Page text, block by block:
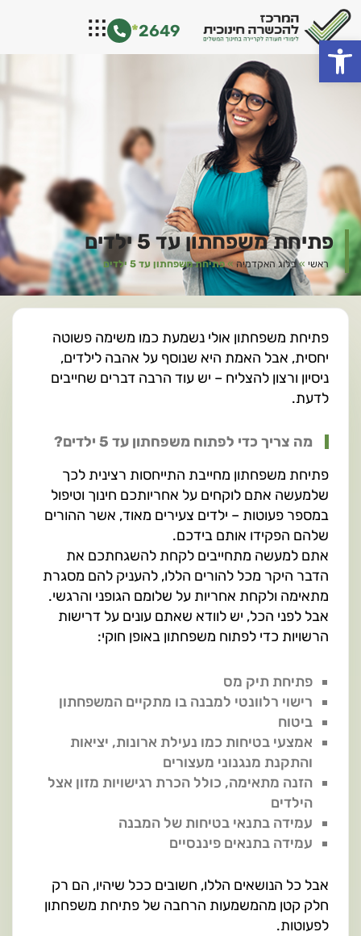
פתח סרגל נגישות
דילוג
לתוכן
2649
*
פתיחת משפחתון עד 5 ילדים
ראשי »בלוג האקדמיה» פתיחת משפחתון עד 5 ילדים
פתיחת משפחתון אולי נשמעת כמו משימה פשוטה
יחסית, אבל האמת היא שנוסף על אהבה לילדים,
ניסיון ורצון להצליח – יש עוד הרבה דברים שחייבים
לדעת.
מה צריך כדי לפתוח משפחתון עד 5 ילדים?
פתיחת משפחתון מחייבת התייחסות רצינית לכך
שלמעשה אתם לוקחים על אחריותכם חינוך וטיפול
במספר פעוטות – ילדים צעירים מאוד, אשר ההורים
שלהם הפקידו אותם בידכם.
אתם למעשה מתחייבים לקחת להשגחתכם את
הדבר היקר מכל להורים הללו, להעניק להם מסגרת
מתאימה ולקחת אחריות על שלומם הגופני והרגשי.
אבל לפני הכל, יש לוודא שאתם עונים על דרישות
הרשויות כדי לפתוח משפחתון באופן חוקי:
פתיחת תיק מס
רישוי רלוונטי למבנה בו מתקיים המשפחתון
ביטוח
אמצעי בטיחות כמו נעילת ארונות, יציאות
והתקנת מנגנוני מעצורים
הזנה מתאימה, כולל הכרת רגישויות מזון אצל
הילדים
עמידה בתנאי בטיחות של המבנה
עמידה בתנאים פיננסיים
אבל כל הנושאים הללו, חשובים ככל שיהיו, הם רק
חלק קטן מהמשמעות הרחבה של פתיחת משפחתון
לפעוטות.